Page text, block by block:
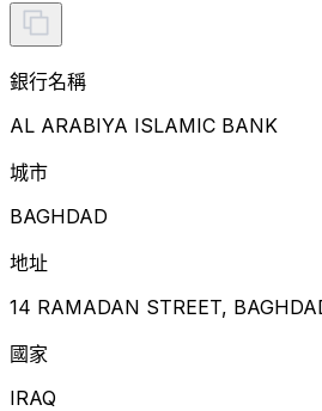
銀行名稱
AL ARABIYA ISLAMIC BANK
城市
BAGHDAD
地址
14 RAMADAN STREET,
國家
IRAQ